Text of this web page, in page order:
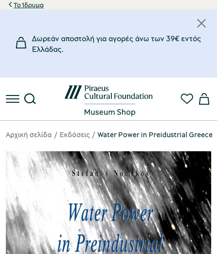
Το Ίδρυμα
Δωρεάν αποστολή για αγορές άνω των 39€ εντός
Eλλάδας.
Αρχική σελίδα Eκδόσεις Water Power in Preidustrial Greece